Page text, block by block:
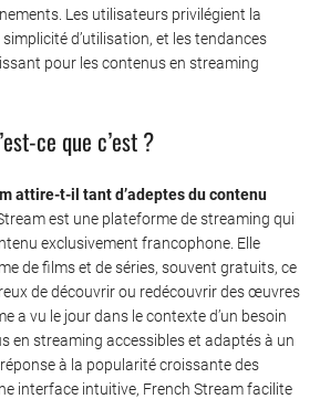
Les utilisateurs privilégient la
d’utilisation, et les tendances
pour les contenus en streaming
ce que c’est ?
attire-t-il tant d’adeptes du contenu
est une plateforme de streaming qui
exclusivement francophone. Elle
de films et de séries, souvent gratuits, ce
de découvrir ou redécouvrir des œuvres
a vu le jour dans le contexte d’un besoin
en streaming accessibles et adaptés à un
à la popularité croissante des
interface intuitive, French Stream facilite